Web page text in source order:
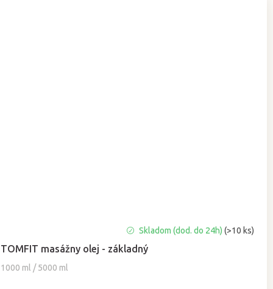
TOMFIT masážny olej - základný
1000 ml / 5000 ml
produktu
je
Skladom (dod. do 24h)(>10 ks)